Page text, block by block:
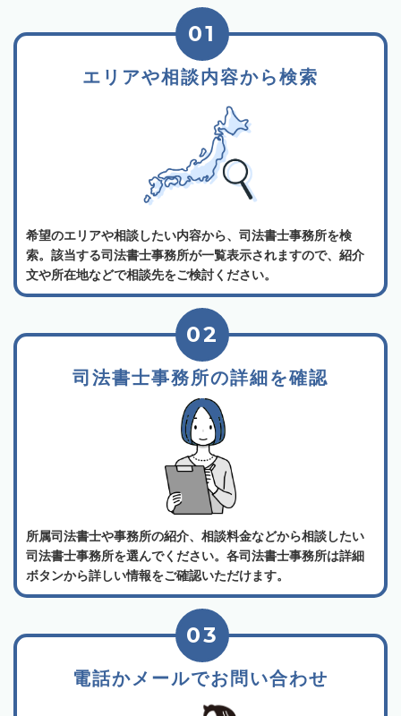
エリアや相談内容から検索
01
希望のエリアや相談したい内容から、司法書士事務所を検
索。該当する司法書士事務所が一覧表示されますので、紹介
文や所在地などで相談先をご検討ください。
司法書士事務所の詳細を確認
02
所属司法書士や事務所の紹介、相談料金などから相談したい
司法書士事務所を選んでください。各司法書士事務所は詳細
ボタンから詳しい情報をご確認いただけます。
電話かメールでお問い合わせ
03